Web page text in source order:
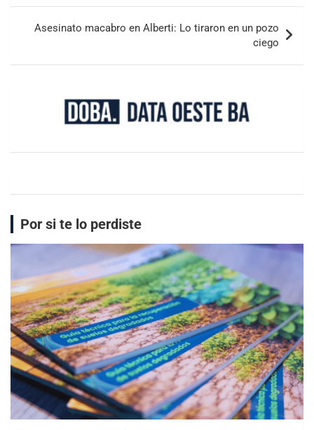
Asesinato macabro en Alberti: Lo tiraron en un pozo
ciego
Por si te lo perdiste